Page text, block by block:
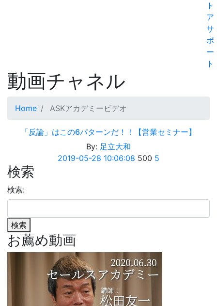
ト
ア
サ
ポ
ー
ト
動画チャネル
Home ASKアカデミービデオ
「反論」はこの6パターンだ！！【営業セミナー】
By: 足立大和
2019-05-28 10:06:08 500 5
検索
検索:
検索
お薦め動画